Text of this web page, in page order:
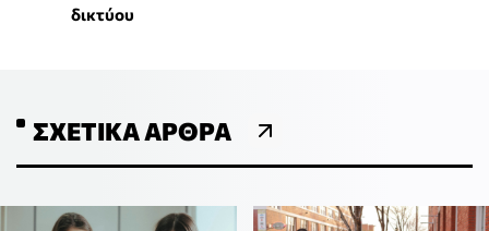
δικτύου
ΣΧΕΤΙΚΆ ΆΡΘΡΑ